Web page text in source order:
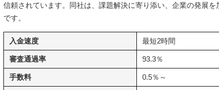
信頼されています。同社は、課題解決に寄り添い、企業の発展
です。
入金速度 最短2時間
審査通過率 93.3％
手数料 0.5％～